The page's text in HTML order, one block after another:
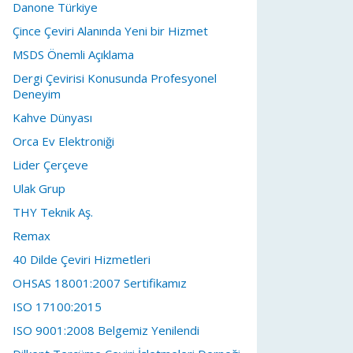
Danone Türkiye
Çince Çeviri Alanında Yeni bir Hizmet
MSDS Önemli Açıklama
Dergi Çevirisi Konusunda Profesyonel
Deneyim
Kahve Dünyası
Orca Ev Elektroniği
Lider Çerçeve
Ulak Grup
THY Teknik Aş.
Remax
40 Dilde Çeviri Hizmetleri
OHSAS 18001:2007 Sertifikamız
ISO 17100:2015
ISO 9001:2008 Belgemiz Yenilendi